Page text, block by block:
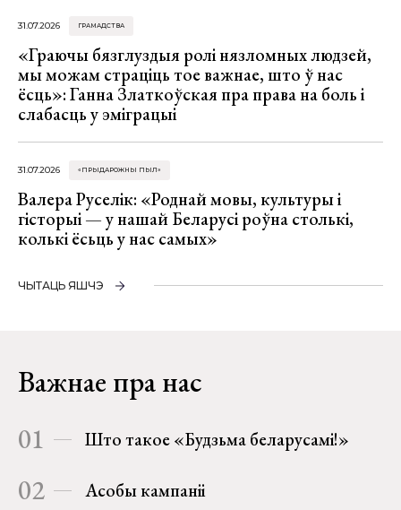
31.07.2026 ГРАМАДСТВА
«Граючы бязглуздыя ролі нязломных людзей,
мы можам страціць тое важнае, што ў нас
ёсць»: Ганна Златкоўская пра права на боль і
слабасць у эміграцыі
31.07.2026 «ПРЫДАРОЖНЫ ПЫЛ»
Валера Руселік: «Роднай мовы, культуры і
гісторыі — у нашай Беларусі роўна столькі,
колькі ёсьць у нас самых»
ЧЫТАЦЬ ЯШЧЭ
Важнае пра нас
01 Што такое «Будзьма беларусамі!»
02 Асобы кампаніі